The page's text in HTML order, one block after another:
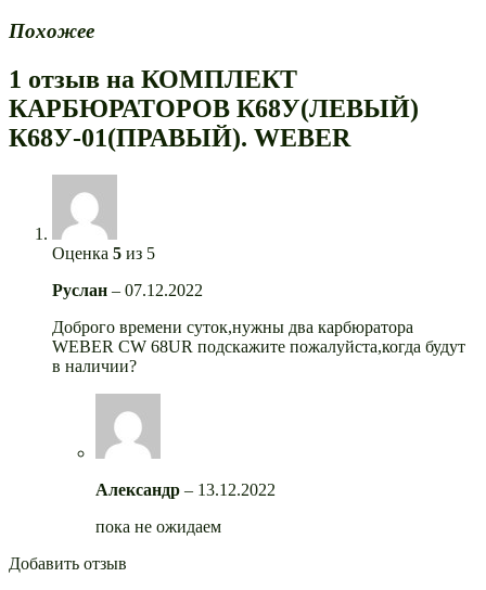
Похожее
1 отзыв на КОМПЛЕКТ
КАРБЮРАТОРОВ К68У(ЛЕВЫЙ)
К68У-01(ПРАВЫЙ). WEBER
Оценка 5 из 5
Руслан – 07.12.2022
Доброго времени суток,нужны два карбюратора
WEBER CW 68UR подскажите пожалуйста,когда будут
в наличии?
Александр – 13.12.2022
пока не ожидаем
Добавить отзыв